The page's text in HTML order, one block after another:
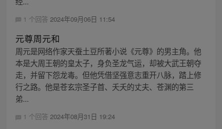
1 个回答 2024年09月06日 11:54
元尊周元和
周元是网络作家天蚕土豆所著小说《元尊》的男主角。他
本是大周王朝的皇太子，身负圣龙气运，却被大武王朝夺
走，并留下怨龙毒。但他凭借坚强意志重开八脉，踏上修
行之路。他是苍玄宗圣子首、夭夭的丈夫、苍渊的第三
弟...
1 个回答 2024年08月31日 19:24